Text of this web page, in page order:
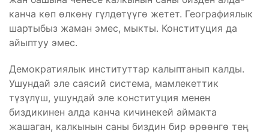
канча көп өлкөнү гүлдөтүүгө жетет. Географиялык
шартыбыз жаман эмес, мыкты. Конституция да
айыптуу эмес.
Демократиялык институттар калыптанып калды.
Ушундай эле саясий система, мамлекеттик
түзүлүш, ушундай эле конституция менен
биздикинен алда канча кичинекей аймакта
жашаган, калкынын саны биздин бир өрөөнгө тең